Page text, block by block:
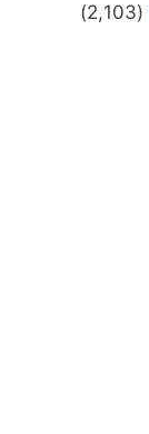
(2,103)